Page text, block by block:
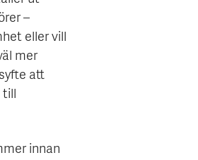
–
eller vill
mer
att
till
innan